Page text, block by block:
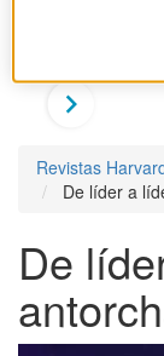
Revistas
De líder a
De